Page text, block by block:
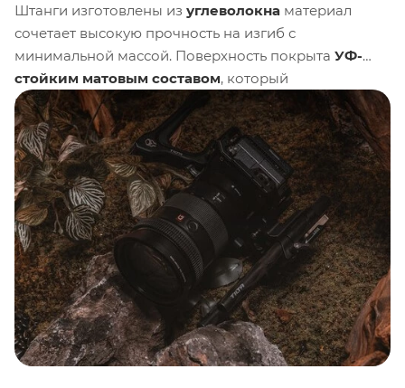
Штанги изготовлены из углеволокна материал
сочетает высокую прочность на изгиб с
минимальной массой. Поверхность покрыта УФ-
стойким матовым составом, который
предотвращает выцветание и сохраняет
презентабельный вид даже при интенсивной
эксплуатации на съёмочной площадке.